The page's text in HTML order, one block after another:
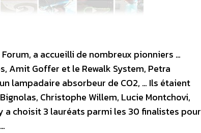
a accueilli de nombreux pionniers …
Amit Goffer et le Rewalk System, Petra
lampadaire absorbeur de CO2, … Ils étaient
Christophe Willem, Lucie Montchovi,
a choisit 3 lauréats parmi les 30 finalistes pour